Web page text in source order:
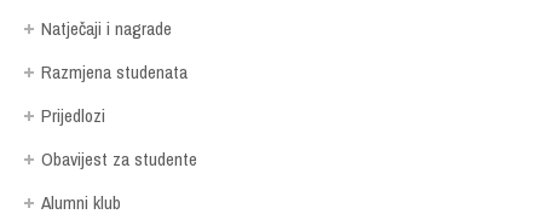
Natječaji i nagrade
Razmjena studenata
Prijedlozi
Obavijest za studente
Alumni klub